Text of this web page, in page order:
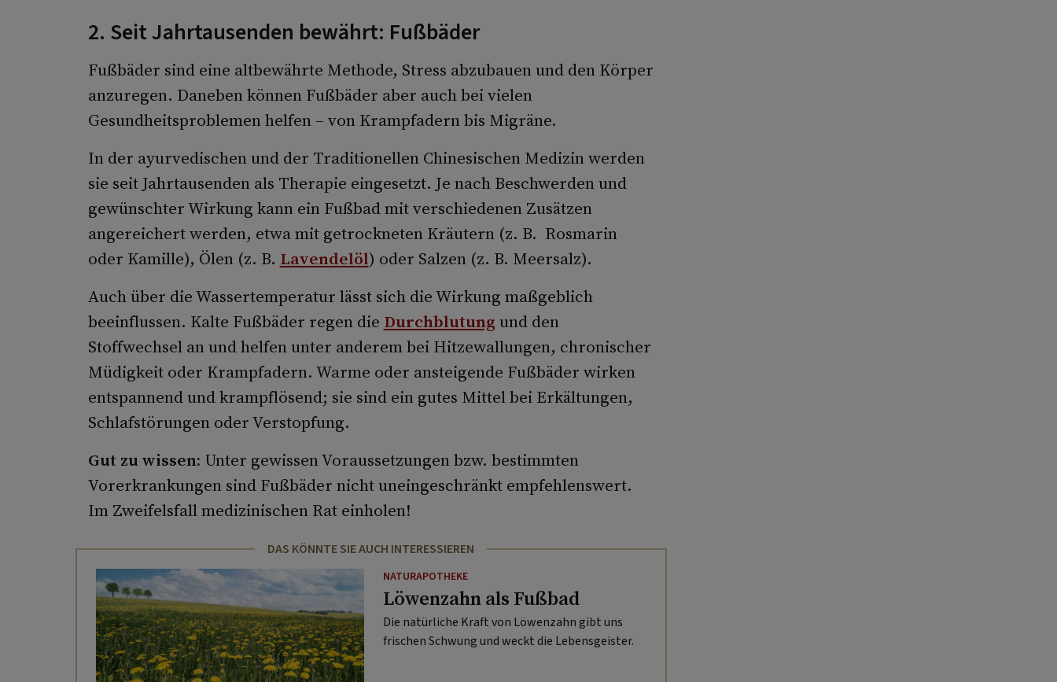
2. Seit Jahrtausenden bewährt: Fußbäder
Fußbäder sind eine altbewährte Methode, Stress abzubauen und den Körper
anzuregen. Daneben können Fußbäder aber auch bei vielen
Gesundheitsproblemen helfen – von Krampfadern bis Migräne.
In der ayurvedischen und der Traditionellen Chinesischen Medizin werden
sie seit Jahrtausenden als Therapie eingesetzt. Je nach Beschwerden und
gewünschter Wirkung kann ein Fußbad mit verschiedenen Zusätzen
angereichert werden, etwa mit getrockneten Kräutern (z. B. Rosmarin
oder Kamille), Ölen (z. B. Lavendelöl) oder Salzen (z. B. Meersalz).
Auch über die Wassertemperatur lässt sich die Wirkung maßgeblich
beeinflussen. Kalte Fußbäder regen die Durchblutung und den
Stoffwechsel an und helfen unter anderem bei Hitzewallungen, chronischer
Müdigkeit oder Krampfadern. Warme oder ansteigende Fußbäder wirken
entspannend und krampflösend; sie sind ein gutes Mittel bei Erkältungen,
Schlafstörungen oder Verstopfung.
Gut zu wissen: Unter gewissen Voraussetzungen bzw. bestimmten
Vorerkrankungen sind Fußbäder nicht uneingeschränkt empfehlenswert.
Im Zweifelsfall medizinischen Rat einholen!
DAS KÖNNTE SIE AUCH INTERESSIEREN
NATURAPOTHEKE
Löwenzahn als Fußbad
Die natürliche Kraft von Löwenzahn gibt uns
frischen Schwung und weckt die Lebensgeister.